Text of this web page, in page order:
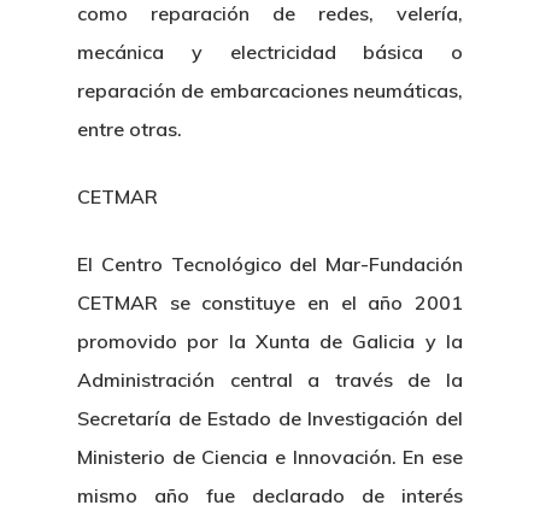
como reparación de redes, velería,
mecánica y electricidad básica o
reparación de embarcaciones neumáticas,
entre otras.
CETMAR
El Centro Tecnológico del Mar-Fundación
CETMAR se constituye en el año 2001
promovido por la Xunta de Galicia y la
Administración central a través de la
Secretaría de Estado de Investigación del
Ministerio de Ciencia e Innovación. En ese
mismo año fue declarado de interés